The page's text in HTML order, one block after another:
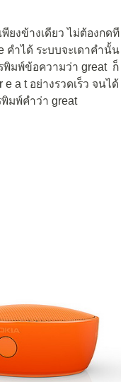
ยงข้างเดียว ไม่ต้องกดที
คำได้ ระบบจะเดาคำนั้น
พิมพ์ข้อความว่า great ก็
a t อย่างรวดเร็ว จนได้
มพ์คำว่า great